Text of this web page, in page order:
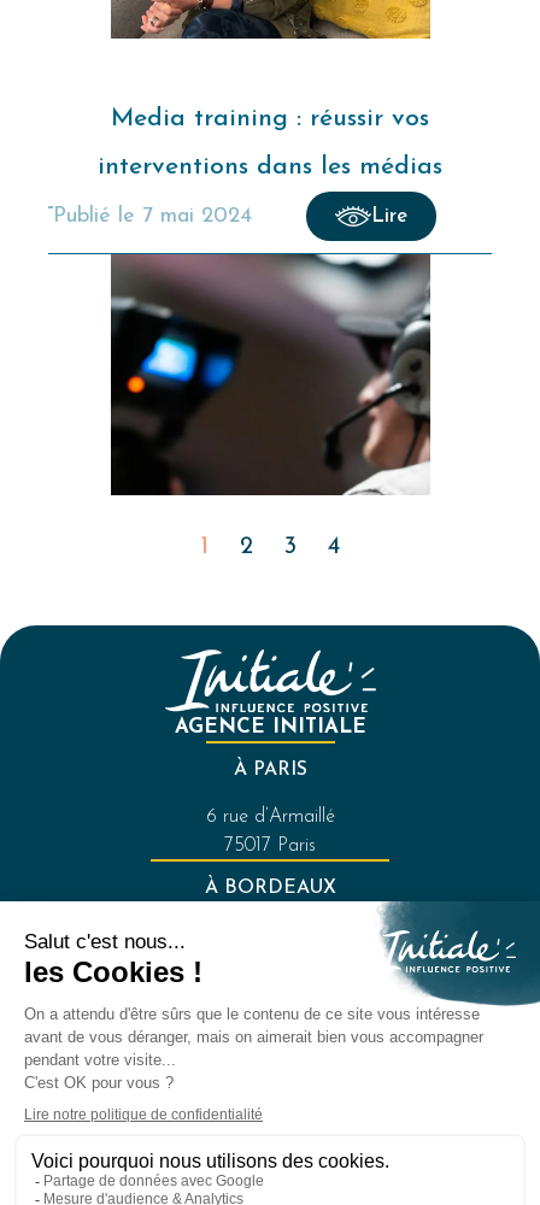
Media training : réussir vos
interventions dans les médias
publié le 7 mai 2024 Lire
1 2 3 4
AGENCE INITIALE
À PARIS
6 rue d’Armaillé
75017 Paris
À BORDEAUX
121 rue de la Croix-de-Seguey
Mentions légales
Politique de confidentialité
bonjour@agence-initiale.fr